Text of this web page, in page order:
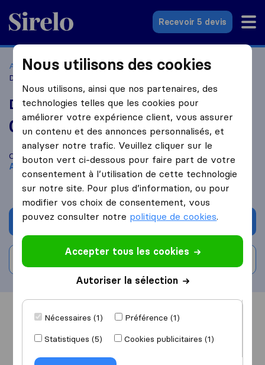
Sirelo.fr
Recevoir 5 devis
Accueil Déménageurs France
Déménageurs Annecy
D'agnillo Transport
D'agnillo Transport
0,0 basé sur0
avis Sirelo et Google
i
Comparez D'agnillo Transport avec d'autresdéménageurs
Annecy
Demander un devis
Rédiger un avis
Vue d'ensemble Avis
Nous utilisons des cookies
Nous utilisons, ainsi que nos partenaires, des
technologies telles que les cookies pour
améliorer votre expérience client, vous assurer
un contenu et des annonces personnalisés, et
analyser notre trafic. Veuillez cliquer sur le
bouton vert ci-dessous pour faire part de votre
consentement à l’utilisation de cette technologie
sur notre site. Pour plus d’information, ou pour
modifier vos choix de consentement, vous
pouvez consulter notre politique de cookies.
Accepter tous les cookies
Autoriser la sélection
Nécessaires (1)
Préférence (1)
Statistiques (5)
Cookies publicitaires (1)